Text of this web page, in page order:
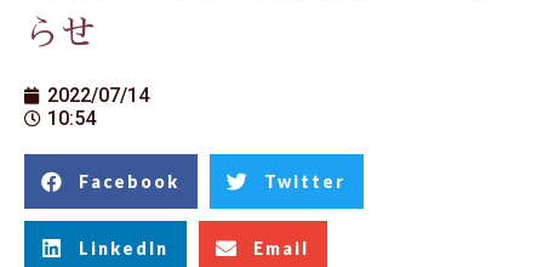
らせ
2022/07/14
10:54
Facebook Twitter
LinkedIn Email